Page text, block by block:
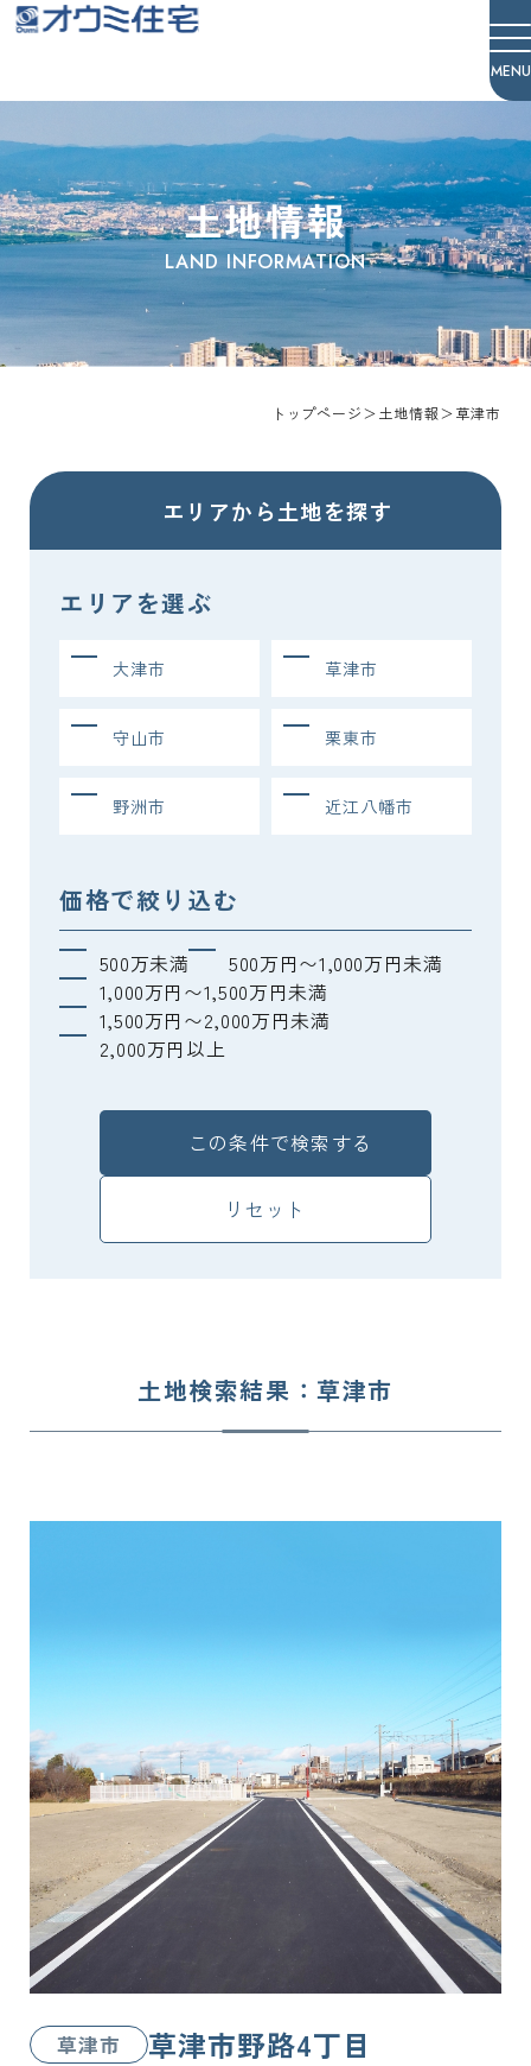
土地情報
トップページ＞土地情報＞草津市
エリアから土地を探す
エリアを選ぶ
大津市 草津市
守山市 栗東市
野洲市 近江八幡市
価格で絞り込む
500万未満
500万円〜1,000万円未満
1,000万円〜1,500万円未満
1,500万円〜2,000万円未満
2,000万円以上
この条件で検索する
リセット
土地検索結果：草津市
草津市 草津市野路4丁目